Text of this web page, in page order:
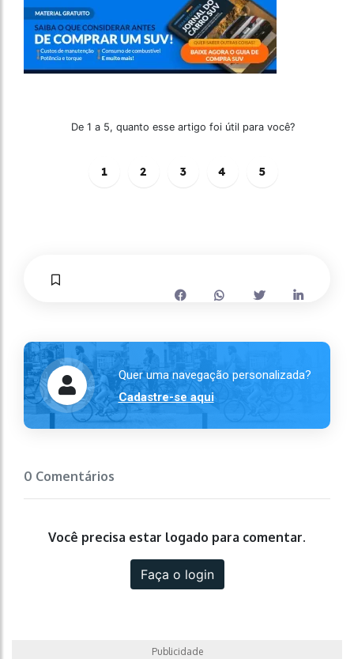
De 1 a 5, quanto esse artigo foi útil para você?
1 2 3 4 5
Quer uma navegação personalizada?
Cadastre-se aqui
0 Comentários
Você precisa estar logado para comentar.
Faça o login
Publicidade